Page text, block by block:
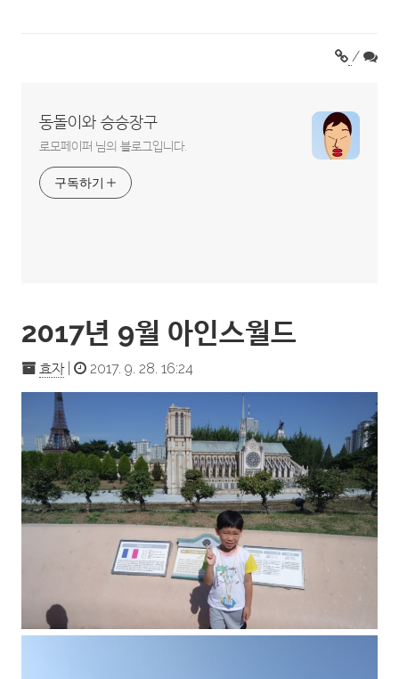
/
동돌이와 승승장구
로모페이퍼 님의 블로그입니다.
구독하기
2017년 9월 아인스월드
효자| 2017. 9. 28. 16:24